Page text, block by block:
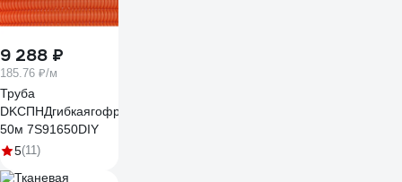
9 288 ₽
185.76 ₽/м
Труба
50м 7S91650DIY
5(11)